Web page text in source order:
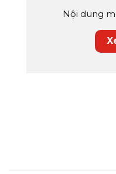
Nội dung